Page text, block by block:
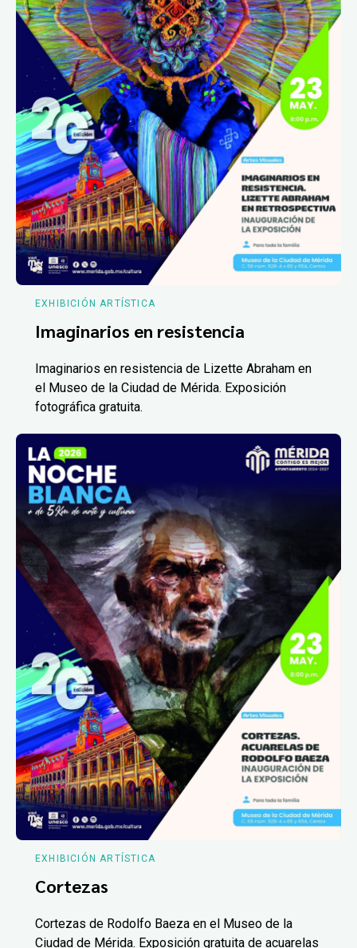
EXHIBICIÓN ARTÍSTICA
Imaginarios en resistencia
Imaginarios en resistencia de Lizette Abraham en
el Museo de la Ciudad de Mérida. Exposición
fotográfica gratuita.
EXHIBICIÓN ARTÍSTICA
Cortezas
Cortezas de Rodolfo Baeza en el Museo de la
Ciudad de Mérida. Exposición gratuita de acuarelas